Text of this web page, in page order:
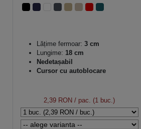
Lățime fermoar: 3 cm
Lungime: 18 cm
Nedetașabil
Cursor cu autoblocare
2,39 RON / pac. (1 buc.)